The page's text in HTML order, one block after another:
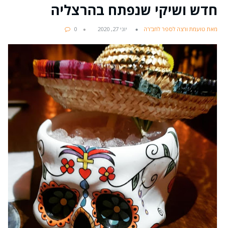
חדש ושיקי שנפתח בהרצליה
מאת טועמת ורצה לספר לחב'רה יוני 27, 2020 0